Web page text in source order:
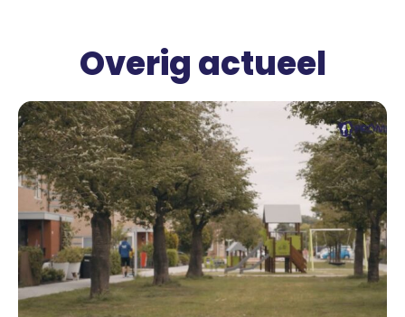
Overig actueel